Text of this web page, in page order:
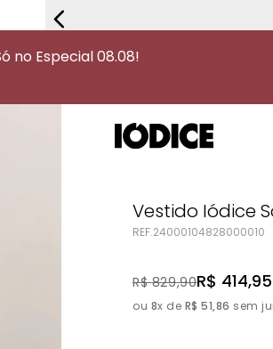
no Especial 08.08!
Vestido Iódice
REF.24000104828000010
R$ 829,90R$ 414,95
ou 8x de R$ 51,86 sem